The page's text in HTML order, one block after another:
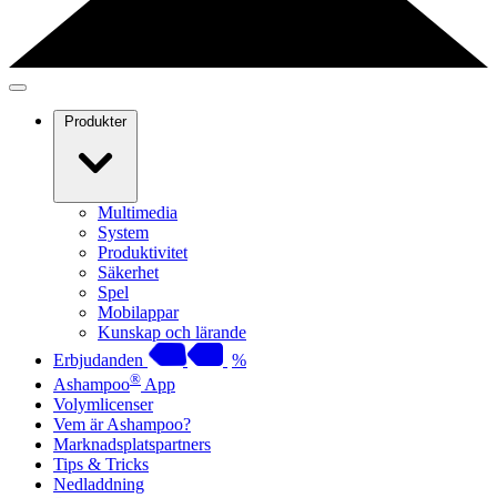
Produkter
Multimedia
System
Produktivitet
Säkerhet
Spel
Mobilappar
Kunskap och lärande
Erbjudanden
%
Ashampoo® App
Volymlicenser
Vem är Ashampoo?
Marknadsplatspartners
Tips & Tricks
Nedladdning